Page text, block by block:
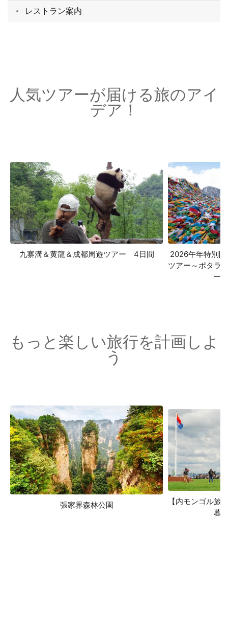
レストラン案内
人気ツアーが届ける旅のアイ
デア！
九寨溝＆黄龍＆成都周遊ツアー 4日間
2026午年特別
ツアー～ポタラ
一
もっと楽しい旅行を計画しよ
う
張家界森林公園
【内モンゴル旅
暮